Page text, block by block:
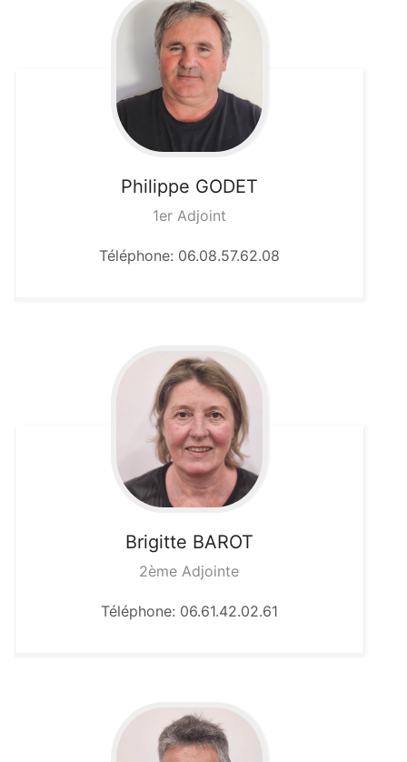
Philippe GODET
1er Adjoint
Téléphone: 06.08.57.62.08
Brigitte BAROT
2ème Adjointe
Téléphone: 06.61.42.02.61